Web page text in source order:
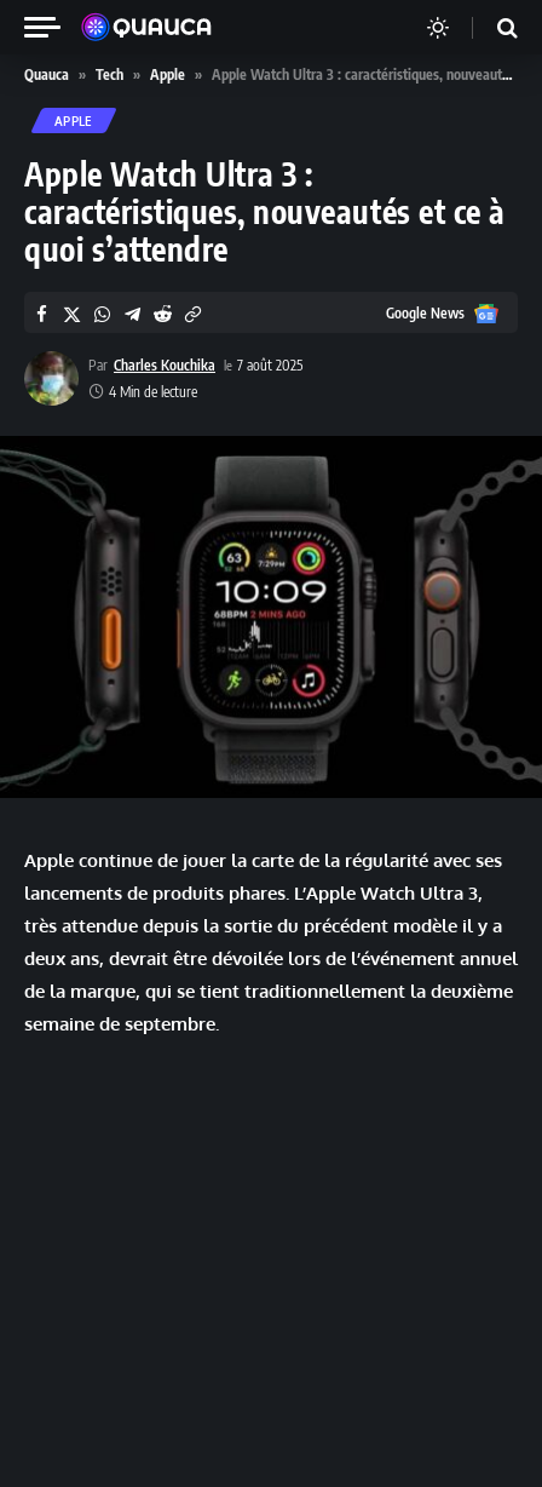
Quauca » Tech » Apple » Apple Watch Ultra 3 : caractéristiques, nouveautés et ce à quoi s’attendre
APPLE
Apple Watch Ultra 3 :
caractéristiques, nouveautés et ce à
quoi s’attendre
Par Charles Kouchika
7 août 2025
4 Min de lecture
Google News Google
Apple continue de jouer la carte de la régularité avec ses
lancements de produits phares. L’Apple Watch Ultra 3,
très attendue depuis la sortie du précédent modèle il y a
deux ans, devrait être dévoilée lors de l’événement annuel
de la marque, qui se tient traditionnellement la deuxième
semaine de septembre.